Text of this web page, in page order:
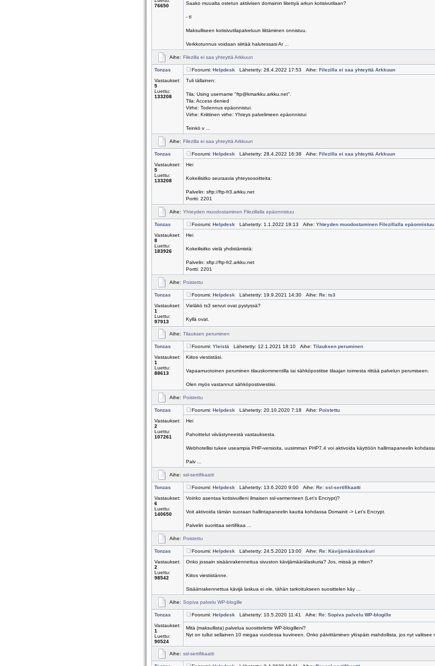
76650
Saako muualta ostetun aktiivisen domainin liitettyä arkun kotisivutilaan?
- tl
Maksulliseen kotisivutilapalveluun liittäminen onnistuu.
Verkkotunnus voidaan siirtää halutessasi Ar ...
Aihe: Filezilla ei saa yhteyttä Arkkuun
Tonzas
Vastaukset:
5
Luettu:
133208
Foorumi: Helpdesk Lähetetty: 28.4.2022 17:53 Aihe: Filezilla ei saa yhteyttä Arkkuun
Tuli tällainen:
Tila: Using username "ftp@kmarkku.arkku.net".
Tila: Access denied
Virhe: Todennus epäonnistui.
Virhe: Kriittinen virhe: Yhteys palvelimeen epäonnistui
Teinkö v ...
Aihe: Filezilla ei saa yhteyttä Arkkuun
Tonzas
Vastaukset:
5
Luettu:
133208
Foorumi: Helpdesk Lähetetty: 28.4.2022 16:38 Aihe: Filezilla ei saa yhteyttä Arkkuun
Hei
Kokeilisitko seuraavia yhteysosoitteita:
Palvelin: sftp://ftp-fr3.arkku.net
Portti: 2201
Aihe: Yhteyden muodostaminen Filezillalla epäonnistuu
Tonzas
Vastaukset:
8
Luettu:
183926
Foorumi: Helpdesk Lähetetty: 1.1.2022 19:13 Aihe: Yhteyden muodostaminen Filezillalla epäonnistuu
Hei
Kokeilisitko vielä yhdistämistä:
Palvelin: sftp://ftp-fr2.arkku.net
Portti: 2201
Aihe: Poistettu
Tonzas
Vastaukset:
1
Luettu:
97913
Foorumi: Helpdesk Lähetetty: 19.9.2021 14:30 Aihe: Re: ts3
Vieläkö ts3 servut ovat pystyssä?
Kyllä ovat.
Aihe: Tilauksen peruminen
Tonzas
Vastaukset:
1
Luettu:
88613
Foorumi: Yleistä Lähetetty: 12.1.2021 18:10 Aihe: Tilauksen peruminen
Kiitos viestistäsi.
Vapaamuotoinen peruminen tilauskommentilla tai sähköpostitse tilaajan toimesta riittää palvelun perumiseen.
Olen myös vastannut sähköpostiviestiisi.
Aihe: Poistettu
Tonzas
Vastaukset:
2
Luettu:
107261
Foorumi: Helpdesk Lähetetty: 20.10.2020 7:18 Aihe: Poistettu
Hei
Pahoittelut viivästyneestä vastauksesta.
Webhotellisi tukee useampia PHP-versioita, uusimman PHP7.4 voi aktivoida käyttöön hallintapaneelin
Palv ...
Aihe: ssl-sertifikaatti
Tonzas
Vastaukset:
6
Luettu:
140650
Foorumi: Helpdesk Lähetetty: 13.6.2020 9:00 Aihe: Re: ssl-sertifikaatti
Voinko asentaa kotisivuilleni ilmaisen ssl-varmenteen (Let's Encrypt)?
Voit aktivoida tämän suoraan hallintapaneelin kautta kohdassa Domainit -> Let's Encrypt.
Palvelin suorittaa sertifikaa ...
Aihe: Poistettu
Tonzas
Vastaukset:
2
Luettu:
98542
Foorumi: Helpdesk Lähetetty: 24.5.2020 13:00 Aihe: Re: Kävijämäärälaskuri
Onko jossain sisäänrakennettua sivuston kävijämäärälaskuria? Jos, missä ja miten?
Kiitos viestistänne.
Sisäänrakennettua kävijä laskua ei ole, tähän tarkoitukseen suosittelen käy ...
Aihe: Sopiva palvelu WP-blogille
Tonzas
Vastaukset:
1
Luettu:
90524
Foorumi: Helpdesk Lähetetty: 10.5.2020 11:41 Aihe: Re: Sopiva palvelu WP-blogille
Mitä (maksullista) palvelua suosittelette WP-blogilleni?
Nyt on tullut sellainen 10 megaa vuodessa kuvineen. Onko päivittäminen ylöspäin mahdollista, jos nyt valitsee
Aihe: ssl-sertifikaatti